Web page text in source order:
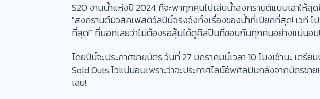
S2O งานน้ำแห่งปี 2024 ที่จะพาทุกคนไปเล่นน้ำสงกรานต์แบบเอาให้สุ
"สงกรานต์มิวสิคเฟสติวัลปีนี้จริงจังทั้งเรื่องของน้ำที่เปียกที่สุด! เวที
ที่สุด!" ที่บอกเลยว่าไม่ต้องรอลุ้นได้ดูศิลปินที่ชอบกันทุกคนอย่างแน่นอน!
โดยปีนี้จะประกาศขายบัตร วันที่ 27 มกราคมนี้เวลา 10 โมงเช้านะ เตรีย
Sold Outs ไวแน่นอนเพราะว่าจะประกาศไลน์อัพศิลปินกลังจากบัตรขา
เลย!